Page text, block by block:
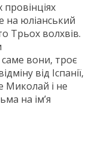
провінціях
на юліанський
Трьох волхвів.
вони, троє
від Іспанії,
Миколай і не
на ім’я